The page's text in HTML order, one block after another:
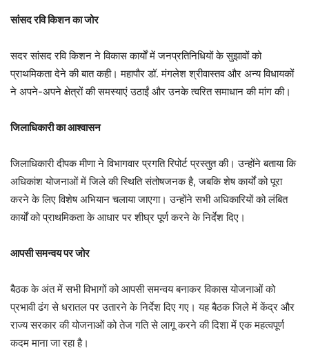
सांसद रवि किशन का जोर
सदर सांसद रवि किशन ने विकास कार्यों में जनप्रतिनिधियों के सुझावों को
प्राथमिकता देने की बात कही। महापौर डॉ. मंगलेश श्रीवास्तव और अन्य विधायकों
ने अपने-अपने क्षेत्रों की समस्याएं उठाईं और उनके त्वरित समाधान की मांग की।
जिलाधिकारी का आश्वासन
जिलाधिकारी दीपक मीणा ने विभागवार प्रगति रिपोर्ट प्रस्तुत की। उन्होंने बताया कि
अधिकांश योजनाओं में जिले की स्थिति संतोषजनक है, जबकि शेष कार्यों को पूरा
करने के लिए विशेष अभियान चलाया जाएगा। उन्होंने सभी अधिकारियों को लंबित
कार्यों को प्राथमिकता के आधार पर शीघ्र पूर्ण करने के निर्देश दिए।
आपसी समन्वय पर जोर
बैठक के अंत में सभी विभागों को आपसी समन्वय बनाकर विकास योजनाओं को
प्रभावी ढंग से धरातल पर उतारने के निर्देश दिए गए। यह बैठक जिले में केंद्र और
राज्य सरकार की योजनाओं को तेज गति से लागू करने की दिशा में एक महत्वपूर्ण
कदम माना जा रहा है।